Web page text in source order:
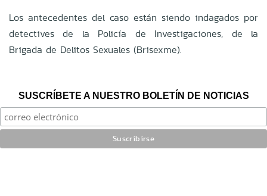
Los antecedentes del caso están siendo indagados por
detectives de la Policía de Investigaciones, de la
Brigada de Delitos Sexuales (Brisexme).
SUSCRÍBETE A NUESTRO BOLETÍN DE NOTICIAS